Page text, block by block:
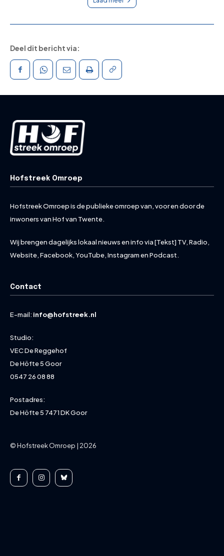
Deel dit bericht via:
Hofstreek Omroep
Hofstreek Omroep is de publieke omroep van, voor en door de
inwoners van Hof van Twente.
Wij brengen dagelijks lokaal nieuws en info via [Tekst] TV, Radio,
Website, Facebook, YouTube, Instagram en Podcast.
Contact
E-mail: info@hofstreek.nl
Studio:
VEC De Reggehof
De Höfte 5 Goor
0547 26 08 88
Postadres:
De Höfte 5 7471 DK Goor
© Hofstreek Omroep | 2026